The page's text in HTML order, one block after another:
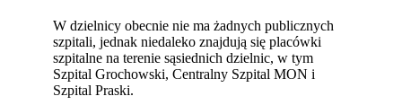
W dzielnicy obecnie nie ma żadnych publicznych
szpitali, jednak niedaleko znajdują się placówki
szpitalne na terenie sąsiednich dzielnic, w tym
Szpital Grochowski, Centralny Szpital MON i
Szpital Praski.